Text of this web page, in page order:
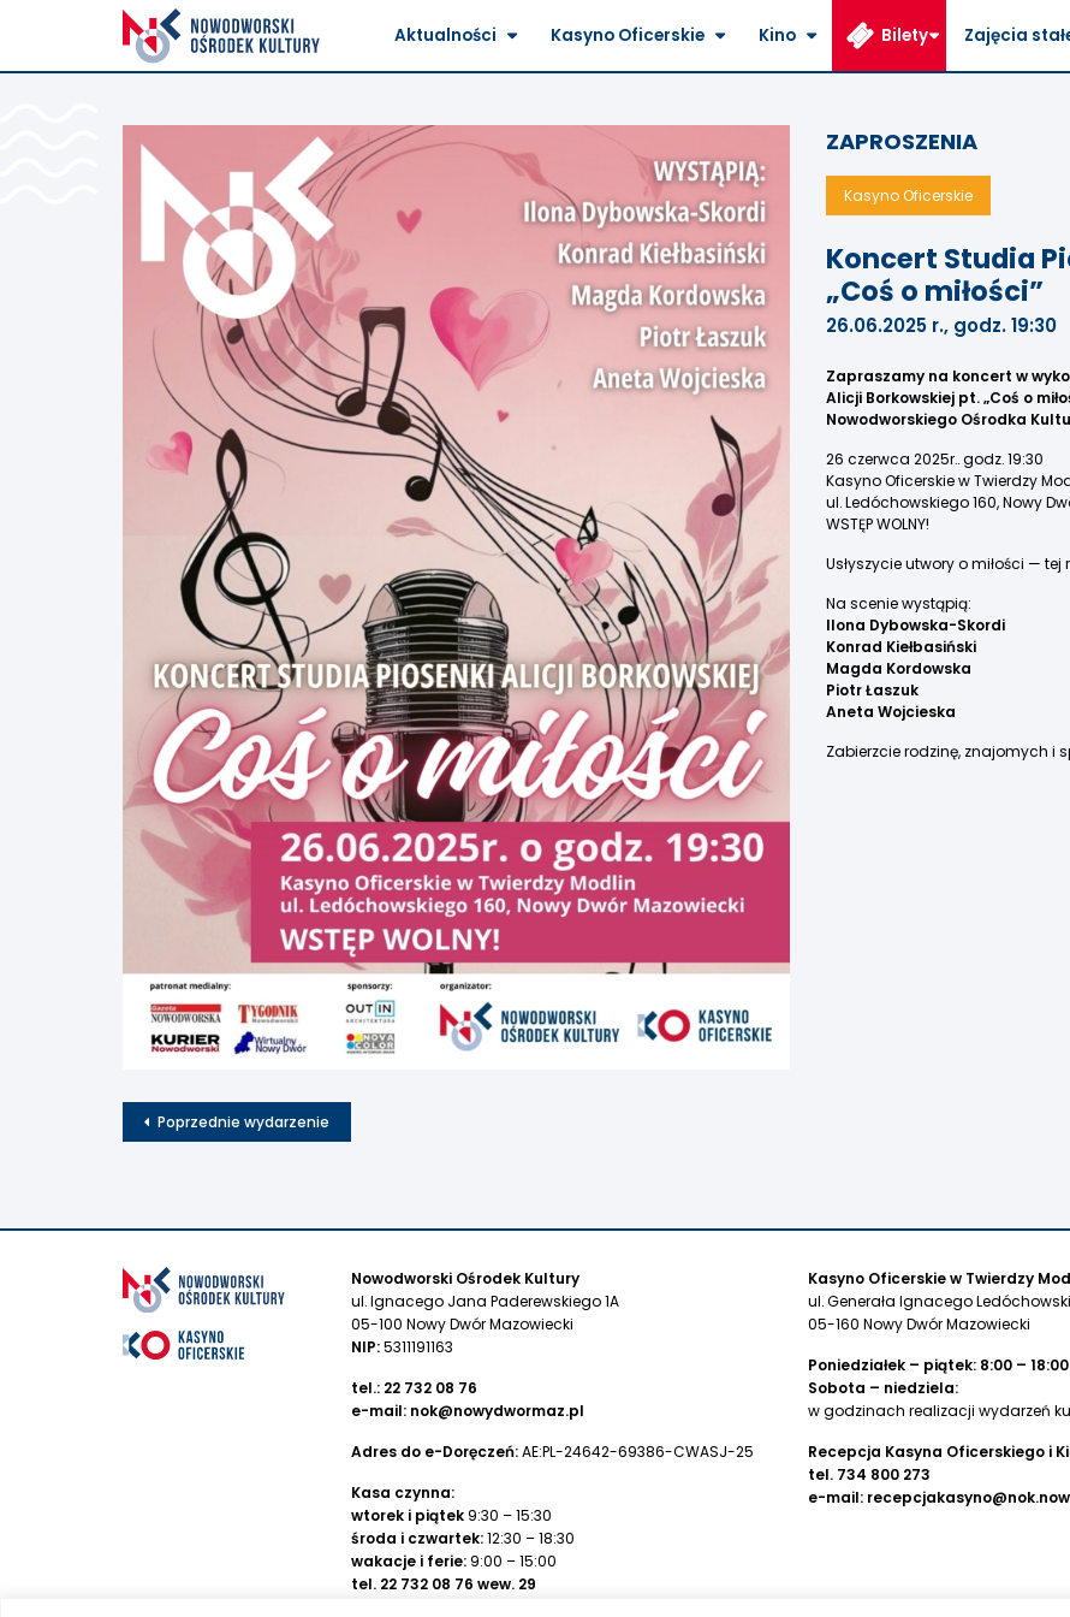
Aktualności Kasyno Oficerskie Kino Bilety Zajęcia
ZAPROSZENIA
Kasyno Oficerskie
Koncert Studia
„Coś o miłości”
26.06.2025 r., godz. 19:30
Zapraszamy na koncert w
Alicji Borkowskiej pt. „Coś o
Nowodworskiego Ośrodka
26 czerwca 2025r.. godz. 19:30
Kasyno Oficerskie w Twierdzy
ul. Ledóchowskiego 160, Nowy
WSTĘP WOLNY!
Usłyszycie utwory o miłości —
Na scenie wystąpią:
Ilona Dybowska-Skordi
Konrad Kiełbasiński
Magda Kordowska
Piotr Łaszuk
Aneta Wojcieska
Zabierzcie rodzinę, znajomych i
Poprzednie wydarzenie
Nowodworski Ośrodek Kultury
ul. Ignacego Jana Paderewskiego 1A
05-100 Nowy Dwór Mazowiecki
NIP:5311191163
tel.: 22 732 08 76
e-mail: nok@nowydwormaz.pl
Adres do e-Doręczeń:AE:PL-24642-69386-CWASJ-25
Kasa czynna:
wtorek i piątek9:30 – 15:30
środa i czwartek:12:30 – 18:30
wakacje i ferie:9:00 – 15:00
tel. 22 732 08 76 wew. 29
Kasyno Oficerskie w Twierdzy
ul. Generała Ignacego
05-160 Nowy Dwór Mazowiecki
Poniedziałek – piątek: 8:00 – 18:00
Sobota – niedziela:
w godzinach realizacji wydarzeń
Recepcja Kasyna Oficerskiego i
tel. 734 800 273
e-mail: